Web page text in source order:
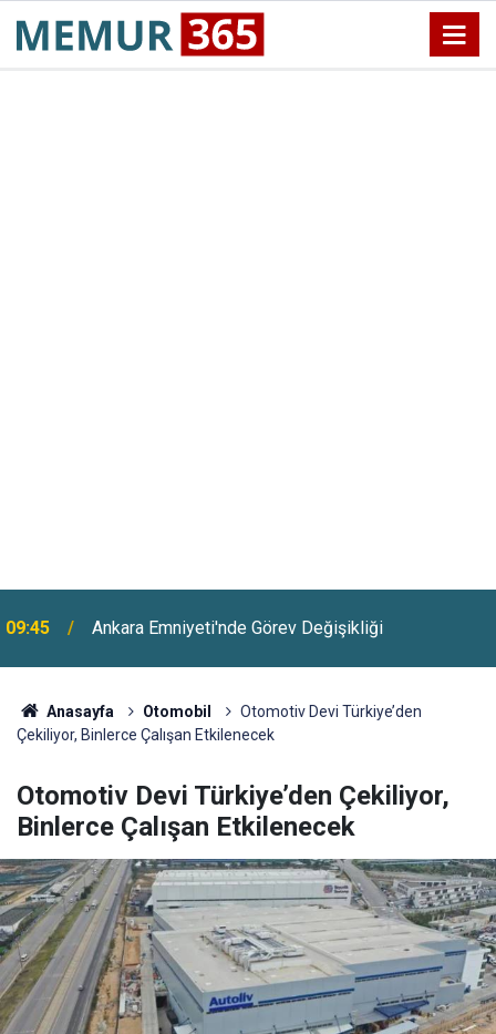
09:12
Dakikada 450 Kilometre Şarj
Anasayfa Otomobil
Otomotiv Devi Türkiye’den
Çekiliyor, Binlerce Çalışan Etkilenecek
Otomotiv Devi Türkiye’den Çekiliyor,
Binlerce Çalışan Etkilenecek